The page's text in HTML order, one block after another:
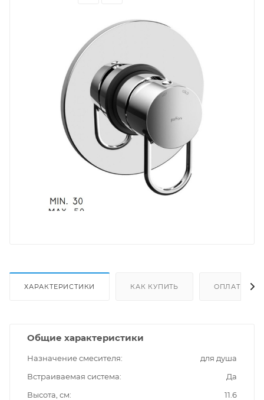
ХАРАКТЕРИСТИКИ КАК КУПИТЬ ОПЛАТА
Общие характеристики
Назначение смесителя
для душа
Встраиваемая система
Да
Высота, см
11.6